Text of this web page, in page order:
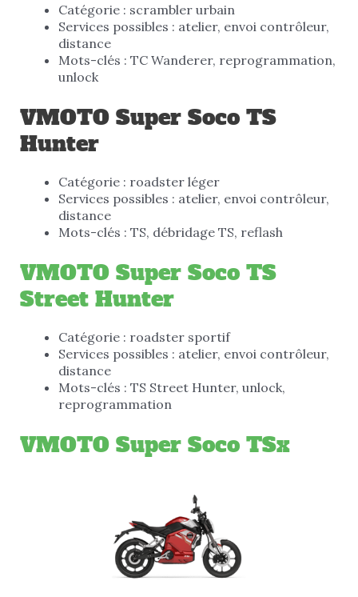
Catégorie : scrambler urbain
Services possibles : atelier, envoi contrôleur,
distance
Mots-clés : TC Wanderer, reprogrammation,
unlock
VMOTO Super Soco TS
Hunter
Catégorie : roadster léger
Services possibles : atelier, envoi contrôleur,
distance
Mots-clés : TS, débridage TS, reflash
VMOTO Super Soco TS
Street Hunter
Catégorie : roadster sportif
Services possibles : atelier, envoi contrôleur,
distance
Mots-clés : TS Street Hunter, unlock,
reprogrammation
VMOTO Super Soco TSx